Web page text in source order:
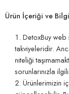
Ürün İçeriği ve
DetoxBuy web
takviyeleridir.
niteliği
sorunlarınızla
Ürünlerimizin